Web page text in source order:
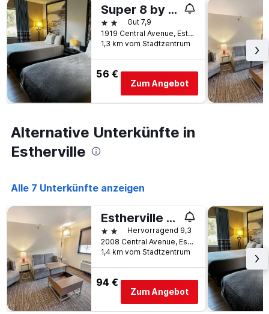
Super 8 by Wyndham Estherville
2 SterneGut 7,9
1919 Central Avenue, Estherville, IA, USA
1,3 km vom Stadtzentrum
56 €
Zum Angebot
Alternative Unterkünfte in
Estherville
Alle 7 Unterkünfte anzeigen
Estherville Hotel & Suites
2 SterneHervorragend 9,3
2008 Central Avenue, Estherville, IA, USA
1,4 km vom Stadtzentrum
94 €
Zum Angebot